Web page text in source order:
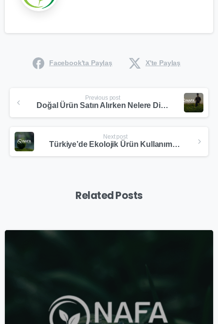
Facebook'ta Paylaş X'te Paylaş
Previous post
Doğal Ürün Satın Alırken Nelere Dikkat Etmeliyiz?
Next post
Türkiye’de Ekolojik Ürün Kullanımı ve Yasal Düzenlemeler
Related Posts